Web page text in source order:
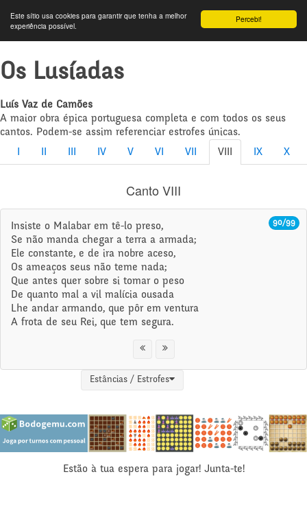
Percebi!
Este sítio usa cookies para garantir que tenha a melhor
experiência possível.
Os Lusíadas
Luís Vaz de Camões
A maior obra épica portuguesa completa e com todos os seus
cantos. Podem-se assim referenciar estrofes únicas.
IV V VI VII VIII IX X
Canto VIII
90/99
Insiste o Malabar em tê-lo preso,
Se não manda chegar a terra a armada;
Ele constante, e de ira nobre aceso,
Os ameaços seus não teme nada;
Que antes quer sobre si tomar o peso
De quanto mal a vil malícia ousada
Lhe andar armando, que pôr em ventura
A frota de seu Rei, que tem segura.
Estâncias / Estrofes
Estão à tua espera para jogar! Junta-te!